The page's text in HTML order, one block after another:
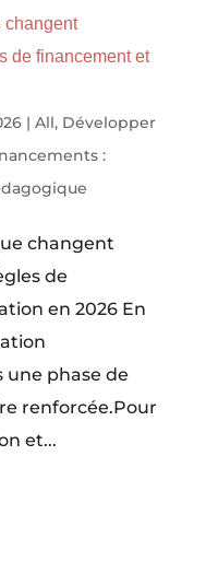
changent
de financement et
| All, Développer
:
changent
de
en 2026 En
une phase de
renforcée.Pour
et...